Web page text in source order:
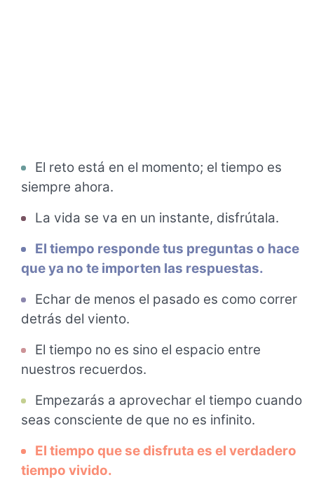
El reto está en el momento; el tiempo es
siempre ahora.
La vida se va en un instante, disfrútala.
El tiempo responde tus preguntas o hace
que ya no te importen las respuestas.
Echar de menos el pasado es como correr
detrás del viento.
El tiempo no es sino el espacio entre
nuestros recuerdos.
Empezarás a aprovechar el tiempo cuando
seas consciente de que no es infinito.
El tiempo que se disfruta es el verdadero
tiempo vivido.